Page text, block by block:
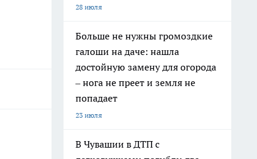
28 июля
Больше не нужны громоздкие
галоши на даче: нашла
достойную замену для огорода
– нога не преет и земля не
попадает
23 июля
В Чувашии в ДТП с